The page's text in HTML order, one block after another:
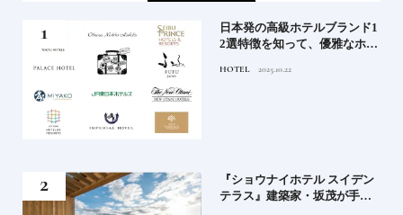
日本発の高級ホテルブランド1
2選特徴を知って、優雅なホテ
ンド大解剖①
HOTEL 2025.10.22
『ショウナイホテル スイデン
テラス』建築家・坂茂が手掛